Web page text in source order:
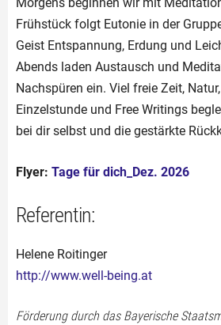
Frühstück folgt Eutonie in der
Geist Entspannung, Erdung und
Abends laden Austausch und
Nachspüren ein. Viel freie Zeit,
Einzelstunde und Free Writings
bei dir selbst und die gestärkte
Flyer: Tage für dich_Dez. 2026
Referentin:
Helene Roitinger
http://www.well-being.at
Förderung durch das Bayerische